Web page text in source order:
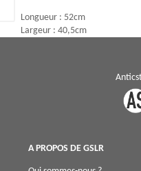
Longueur : 52cm
Largeur : 40,5cm
A PROPOS DE GSLR